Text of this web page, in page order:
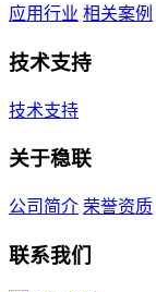
应用行业 相关案例
技术支持
技术支持
关于稳联
公司简介 荣誉资质
联系我们